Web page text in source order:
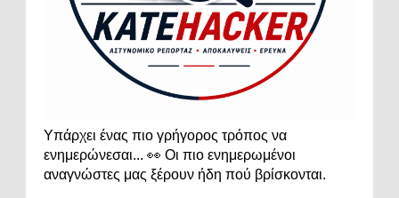
Υπάρχει ένας πιο γρήγορος τρόπος να
ενημερώνεσαι... 👀 Οι πιο ενημερωμένοι
αναγνώστες μας ξέρουν ήδη πού βρίσκονται.